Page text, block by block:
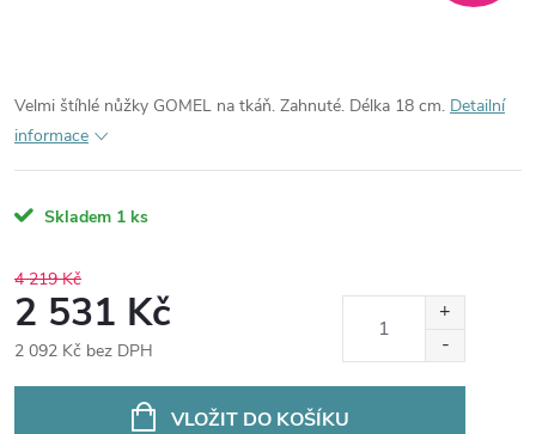
Velmi štíhlé nůžky GOMEL na tkáň. Zahnuté. Délka 18 cm. Detailní
informace
Skladem 1 ks
4 219 Kč
2 531 Kč
2 092 Kč bez DPH
VLOŽIT DO KOŠÍKU